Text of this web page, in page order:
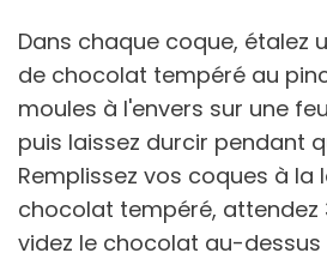
Dans chaque coque, étalez
de chocolat tempéré au
moules à l'envers sur une
puis laissez durcir pendant
Remplissez vos coques à la
chocolat tempéré, attendez
videz le chocolat au-